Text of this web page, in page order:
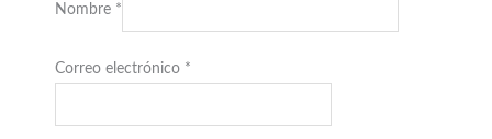
Nombre *
Correo electrónico *